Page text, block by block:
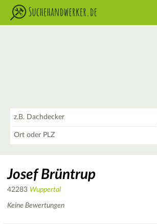
Josef Brüntrup
42283 Wuppertal
Keine Bewertungen